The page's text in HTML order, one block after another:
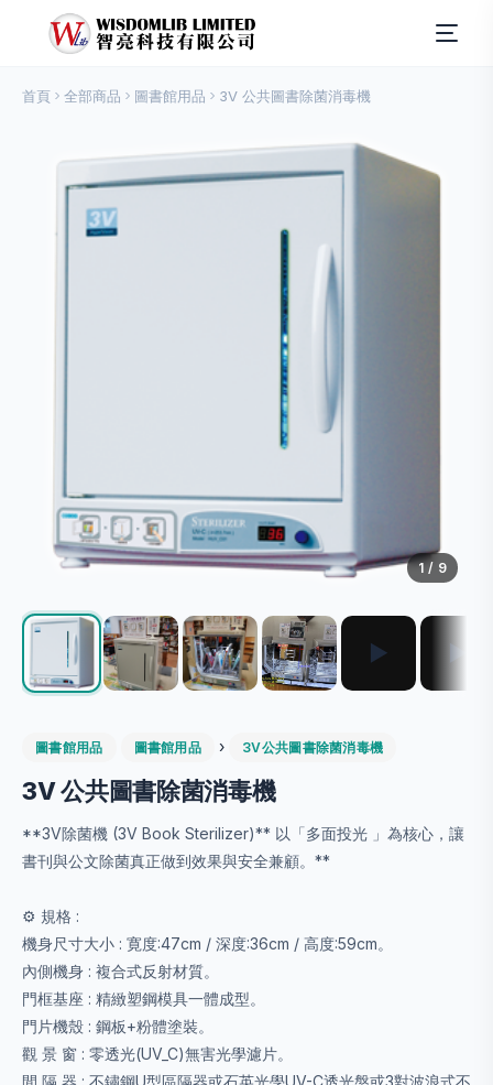
首頁 全部商品 圖書館用品 3V 公共圖書除菌消毒機
1/ 9
▶
圖書館用品 圖書館用品 › 3V公共圖書除菌消毒機
3V 公共圖書除菌消毒機
**3V除菌機 (3V Book Sterilizer)** 以「多面投光 」為核心，讓
書刊與公文除菌真正做到效果與安全兼顧。**
⚙️ 規格 :
機身尺寸大小 : 寛度:47cm / 深度:36cm / 高度:59cm。
內側機身 : 複合式反射材質。
門框基座 : 精緻塑鋼模具一體成型。
門片機殼 : 鋼板+粉體塗裝。
觀 景 窗 : 零透光(UV_C)無害光學濾片。
間 隔 器 : 不鏽鋼U型區隔器或石英光學UV-C透光盤或3對波浪式不